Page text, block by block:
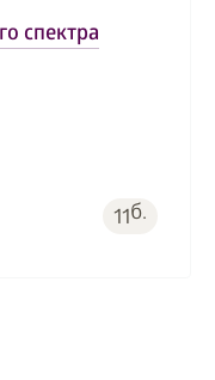
спектра
11б.